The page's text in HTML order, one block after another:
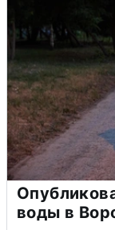
воды в